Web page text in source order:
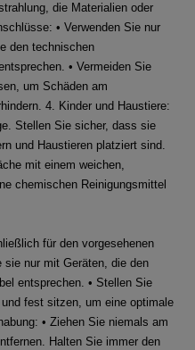
die Materialien oder
• Verwenden Sie nur
den technischen
• Vermeiden Sie
um Schäden am
4. Kinder und Haustiere:
Stellen Sie sicher, dass sie
und Haustieren platziert sind.
mit einem weichen,
chemischen Reinigungsmittel
für den vorgesehenen
sie nur mit Geräten, die den
entsprechen. • Stellen Sie
fest sitzen, um eine optimale
• Ziehen Sie niemals am
Halten Sie immer den